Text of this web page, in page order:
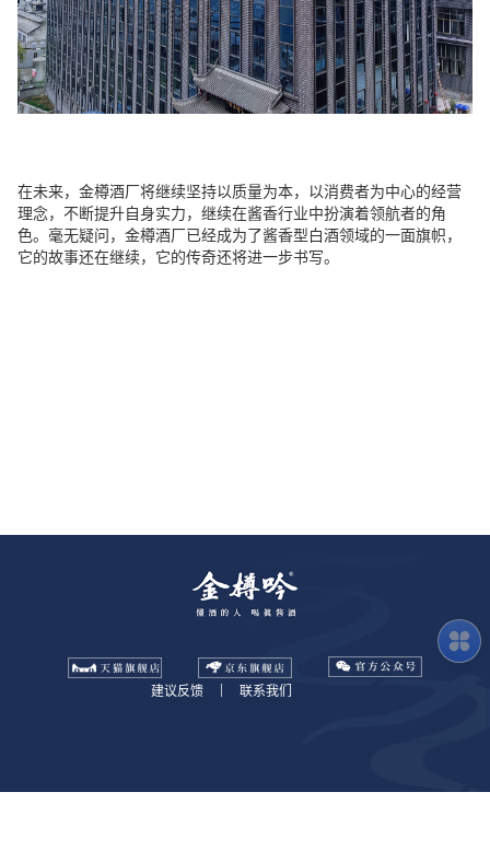
在未来，金樽酒厂将继续坚持以质量为本，以消费者为中心的经营
理念，不断提升自身实力，继续在酱香行业中扮演着领航者的角
色。毫无疑问，金樽酒厂已经成为了酱香型白酒领域的一面旗帜，
它的故事还在继续，它的传奇还将进一步书写。
建议反馈 | 联系我们